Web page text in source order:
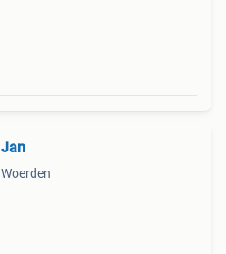
Jan
Woerden